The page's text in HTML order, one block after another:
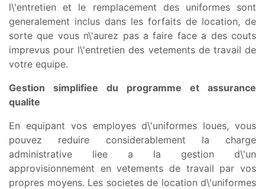
l\'entretien et le remplacement des uniformes sont
generalement inclus dans les forfaits de location, de
sorte que vous n\'aurez pas a faire face a des couts
imprevus pour l\'entretien des vetements de travail de
votre equipe.
Gestion simplifiee du programme et assurance
qualite
En equipant vos employes d\'uniformes loues, vous
pouvez reduire considerablement la charge
administrative liee a la gestion d\'un
approvisionnement en vetements de travail par vos
propres moyens. Les societes de location d\'uniformes